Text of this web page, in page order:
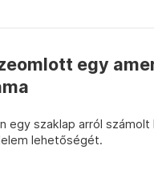
egy
egy szaklap arról számolt
lehetőségét.